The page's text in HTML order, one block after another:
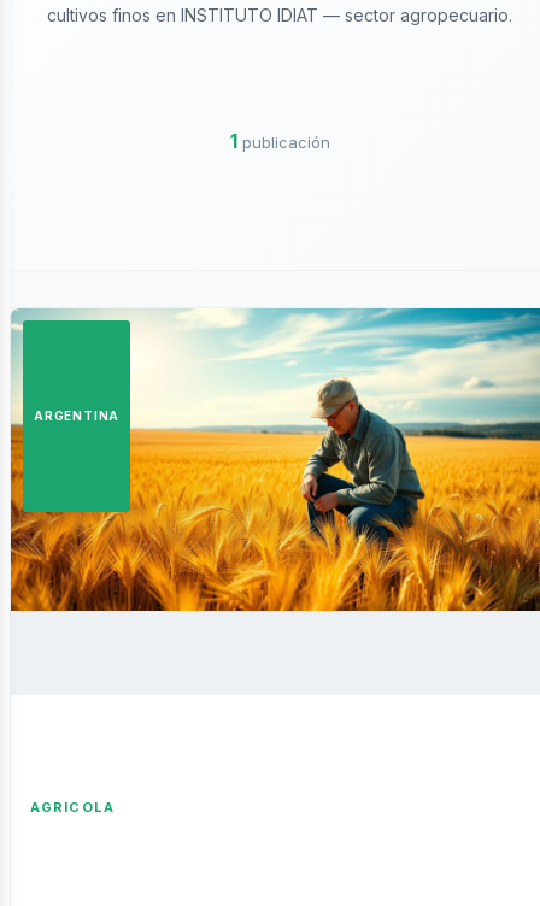
cultivos finos en INSTITUTO IDIAT — sector agropecuario.
1 publicación
ARGENTINA
AGRICOLA